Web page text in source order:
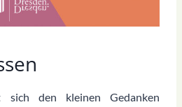
sich den kleinen Gedanken